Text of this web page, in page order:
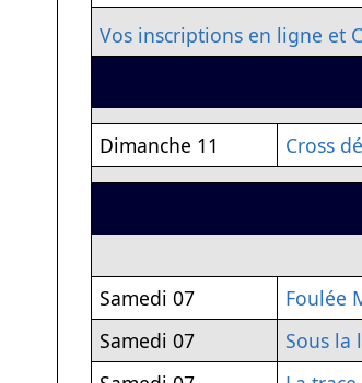
Vos inscriptions en ligne et
Dimanche 11 Cross
Samedi 07 Foulée
Samedi 07
Sous la